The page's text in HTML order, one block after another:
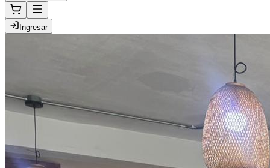
Ingresar